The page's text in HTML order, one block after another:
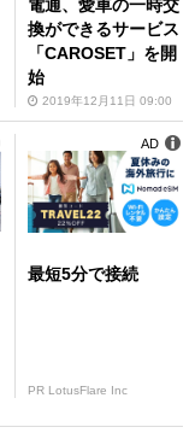
電通、愛車の一時交
換ができるサービス
「CAROSET」を開
始
2019年12月11日 09:00
最短5分で接続
PR LotusFlare Inc
AD